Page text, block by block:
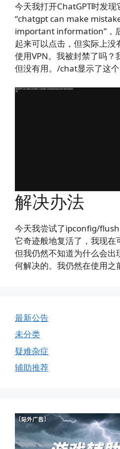
今天我打开ChatGPT时发
“chatgpt can make
important information”，
起来可以点击，但实际上没
使用VPN。我被封禁了吗？
但没有用。/chat显示了这个
解决办法
今天我尝试了ipconfig/
它奇迹般地复活了，我现在
但我仍然不知道为什么会出
何解决的。我仍然在使用之
最新公告
未分类
疑难杂症
辅助推荐